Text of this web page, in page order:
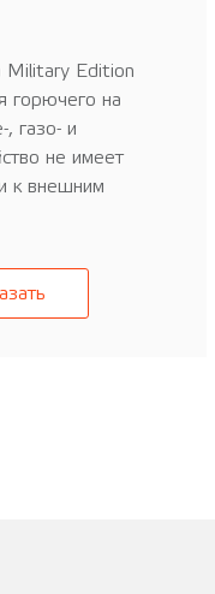
Military Edition
горючего на
газо- и
не имеет
к внешним